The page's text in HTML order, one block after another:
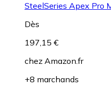
SteelSeries Apex Pro
Dès
197,15 €
chez Amazon.fr
+8 marchands